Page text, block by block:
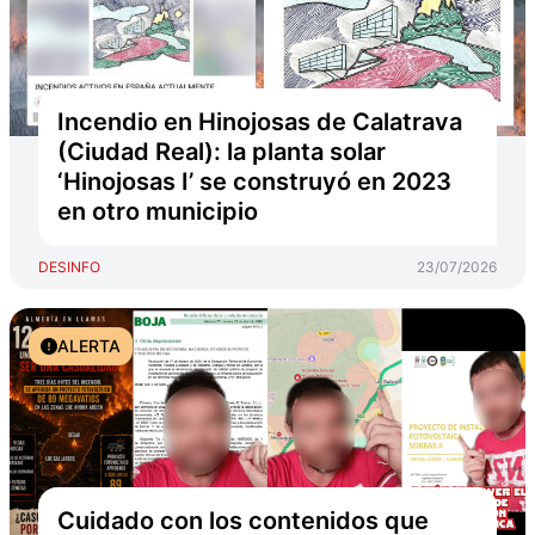
Incendio en Hinojosas de Calatrava
(Ciudad Real): la planta solar
‘Hinojosas I’ se construyó en 2023
en otro municipio
DESINFO 23/07/2026
ALERTA
Cuidado con los contenidos que